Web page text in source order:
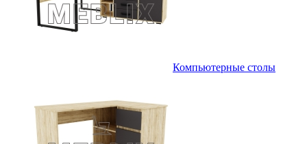
Компьютерные столы